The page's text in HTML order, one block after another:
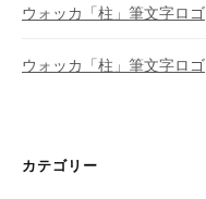
ウォッカ「柱」筆文字ロゴ
ウォッカ「柱」筆文字ロゴ
カテゴリー